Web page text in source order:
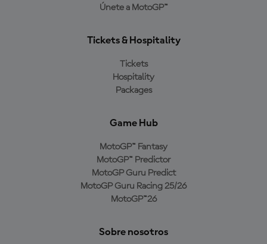
Únete a MotoGP™
Tickets & Hospitality
Tickets
Hospitality
Packages
Game Hub
MotoGP™ Fantasy
MotoGP™ Predictor
MotoGP Guru Predict
MotoGP Guru Racing 25/26
MotoGP™26
Sobre nosotros